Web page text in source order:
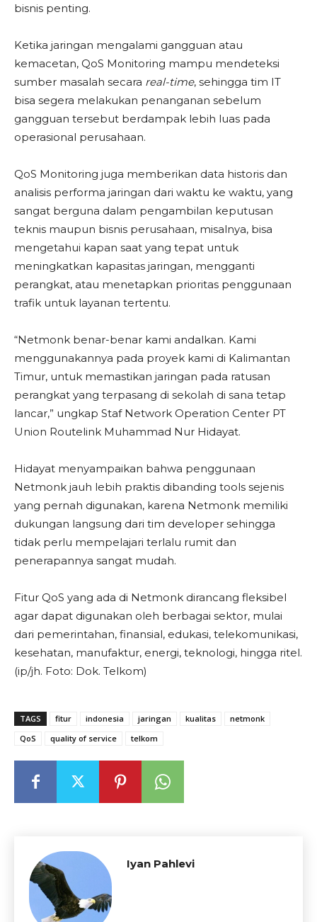
bisnis penting.
Ketika jaringan mengalami gangguan atau
kemacetan, QoS Monitoring mampu mendeteksi
sumber masalah secara real-time, sehingga tim IT
bisa segera melakukan penanganan sebelum
gangguan tersebut berdampak lebih luas pada
operasional perusahaan.
QoS Monitoring juga memberikan data historis dan
analisis performa jaringan dari waktu ke waktu, yang
sangat berguna dalam pengambilan keputusan
teknis maupun bisnis perusahaan, misalnya, bisa
mengetahui kapan saat yang tepat untuk
meningkatkan kapasitas jaringan, mengganti
perangkat, atau menetapkan prioritas penggunaan
trafik untuk layanan tertentu.
“Netmonk benar-benar kami andalkan. Kami
menggunakannya pada proyek kami di Kalimantan
Timur, untuk memastikan jaringan pada ratusan
perangkat yang terpasang di sekolah di sana tetap
lancar,” ungkap Staf Network Operation Center PT
Union Routelink Muhammad Nur Hidayat.
Hidayat menyampaikan bahwa penggunaan
Netmonk jauh lebih praktis dibanding tools sejenis
yang pernah digunakan, karena Netmonk memiliki
dukungan langsung dari tim developer sehingga
tidak perlu mempelajari terlalu rumit dan
penerapannya sangat mudah.
Fitur QoS yang ada di Netmonk dirancang fleksibel
agar dapat digunakan oleh berbagai sektor, mulai
dari pemerintahan, finansial, edukasi, telekomunikasi,
kesehatan, manufaktur, energi, teknologi, hingga ritel.
(ip/jh. Foto: Dok. Telkom)
TAGS fitur indonesia jaringan kualitas
netmonk
QoS
quality of service telkom
Iyan Pahlevi